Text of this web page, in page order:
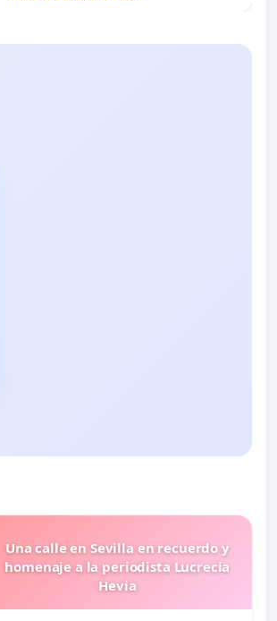
Una calle en Sevilla en recuerdo y
homenaje a la periodista Lucrecia
Hevia